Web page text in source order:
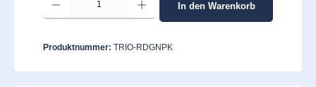
In den Warenkorb
Produktnummer: TRIO-RDGNPK